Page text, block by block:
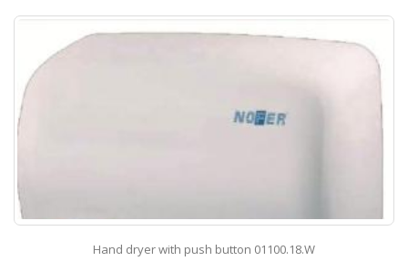
Hand dryer with push button 01100.18.W